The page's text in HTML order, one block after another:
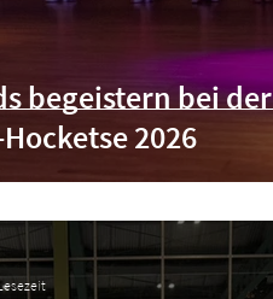
begeistern bei der
2026